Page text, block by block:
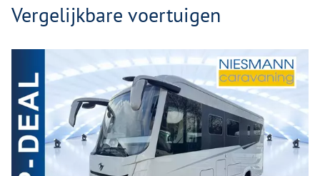
Vergelijkbare voertuigen